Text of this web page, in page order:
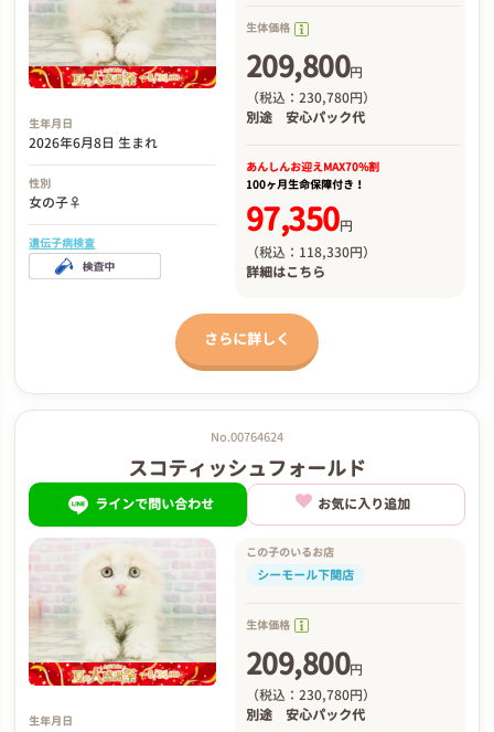
生年月日
2026年6月8日 生まれ
性別
女の子♀
遺伝子病検査
生体価格
209,800円
（税込：230,780円）
別途 安心パック代
あんしんお迎えMAX70%割
100ヶ月生命保障付き！
97,350円
（税込：118,330円）
詳細はこちら
さらに詳しく
No.00764624
スコティッシュフォールド
ラインで問い合わせ お気に入り追加
生年月日
この子のいるお店
シーモール下関店
生体価格
209,800円
（税込：230,780円）
別途 安心パック代